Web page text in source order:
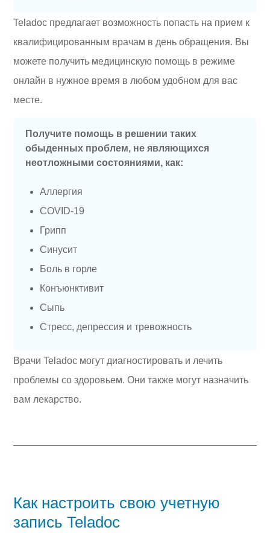
Teladoc предлагает возможность попасть на прием к
квалифицированным врачам в день обращения. Вы
можете получить медицинскую помощь в режиме
онлайн в нужное время в любом удобном для вас
месте.
Получите помощь в решении таких
обыденных проблем, не являющихся
неотложными состояниями, как:
Аллергия
COVID-19
Грипп
Синусит
Боль в горле
Конъюнктивит
Сыпь
Стресс, депрессия и тревожность
Врачи Teladoc могут диагностировать и лечить
проблемы со здоровьем. Они также могут назначить
вам лекарство.
Как настроить свою учетную
запись Teladoc